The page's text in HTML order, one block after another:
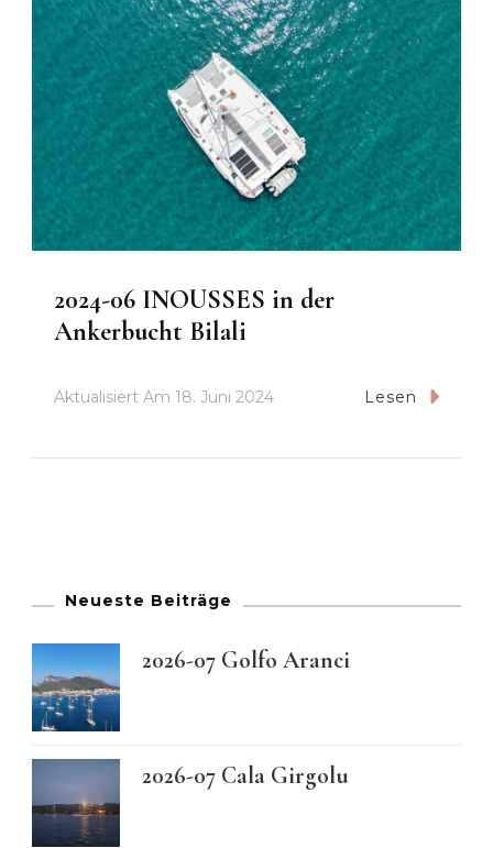
2024-06 INOUSSES in der
Ankerbucht Bilali
Aktualisiert Am 18. Juni 2024 Lesen
Neueste Beiträge
2026-07 Golfo Aranci
2026-07 Cala Girgolu